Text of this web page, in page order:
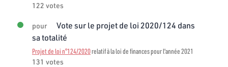
122 votes
pour
Vote sur le projet de loi 2020/124 dans
sa totalité
Projet de loi n°124/2020relatif à la loi de finances pour l'année 2021
131 votes